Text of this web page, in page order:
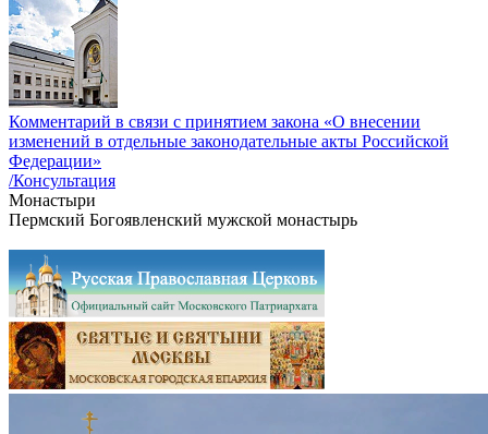
Комментарий в связи с принятием закона «О внесении
изменений в отдельные законодательные акты Российской
Федерации»
/Консультация
Монастыри
Пермский Богоявленский мужской монастырь